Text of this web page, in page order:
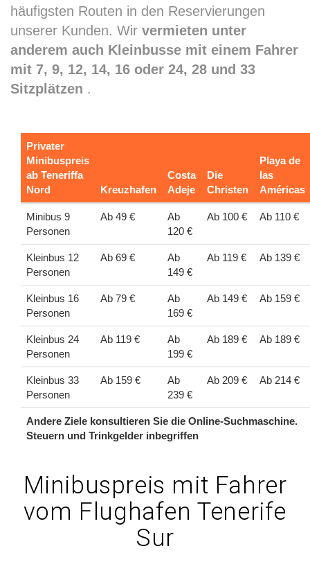
häufigsten Routen in den Reservierungen
unserer Kunden. Wir vermieten unter
anderem auch Kleinbusse mit einem Fahrer
mit 7, 9, 12, 14, 16 oder 24, 28 und 33
Sitzplätzen .
Privater
Minibuspreis
ab Teneriffa
Nord
Kreuzhafen
Costa
Adeje
Die
Christen
Playa de
las
Américas
Minibus 9
Personen
Ab 49 €
Ab
120 €
Ab 100 € Ab 110 €
Kleinbus 12
Personen
Ab 69 €
Ab
149 €
Ab 119 € Ab 139 €
Kleinbus 16
Personen
Ab 79 €
Ab
169 €
Ab 149 € Ab 159 €
Kleinbus 24
Personen
Ab 119 €
Ab
199 €
Ab 189 € Ab 189 €
Kleinbus 33
Personen
Ab 159 €
Ab
239 €
Ab 209 € Ab 214 €
Andere Ziele konsultieren Sie die Online-Suchmaschine.
Steuern und Trinkgelder inbegriffen
Minibuspreis mit Fahrer
vom Flughafen Tenerife
Sur